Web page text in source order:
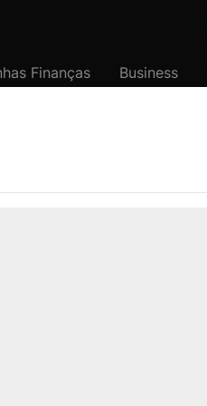
Finanças Business